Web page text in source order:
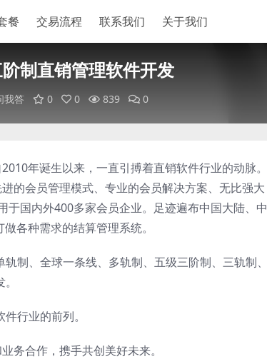
餐 交易流程 联系我们 关于我们
制直销管理软件开发
我答 0 0 839 0
年诞生以来，一直引搏着直销软件行业的动脉。
的会员管理模式、专业的会员解决方案、无比强大
国内外400多家会员企业。足迹遍布中国大陆、中
各种需求的结算管理系统。
制、全球一条线、多轨制、五级三阶制、三轨制、
行业的前列。
务合作，携手共创美好未来。